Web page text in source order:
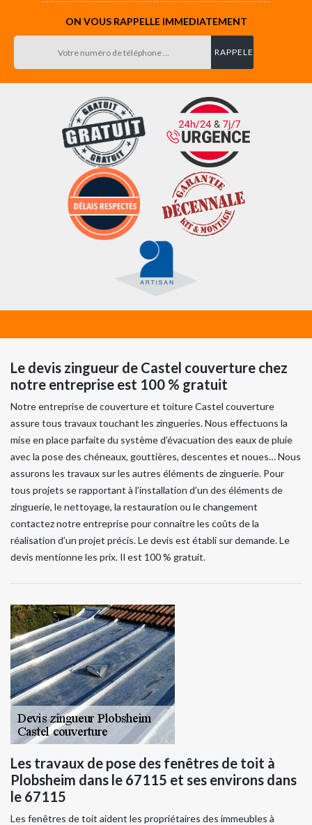
ON VOUS RAPPELLE IMMEDIATEMENT
Le devis zingueur de Castel couverture chez
notre entreprise est 100 % gratuit
Notre entreprise de couverture et toiture Castel couverture
assure tous travaux touchant les zingueries. Nous effectuons la
mise en place parfaite du système d’évacuation des eaux de pluie
avec la pose des chéneaux, gouttières, descentes et noues… Nous
assurons les travaux sur les autres éléments de zinguerie. Pour
tous projets se rapportant à l’installation d’un des éléments de
zinguerie, le nettoyage, la restauration ou le changement
contactez notre entreprise pour connaitre les coûts de la
réalisation d’un projet précis. Le devis est établi sur demande. Le
devis mentionne les prix. Il est 100 % gratuit.
Les travaux de pose des fenêtres de toit à
Plobsheim dans le 67115 et ses environs dans
le 67115
Les fenêtres de toit aident les propriétaires des immeubles à